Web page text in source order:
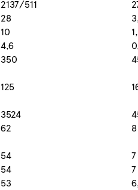
2137/511
28
10
4,6
350
125
3524
62
8
54
7
54
7
53